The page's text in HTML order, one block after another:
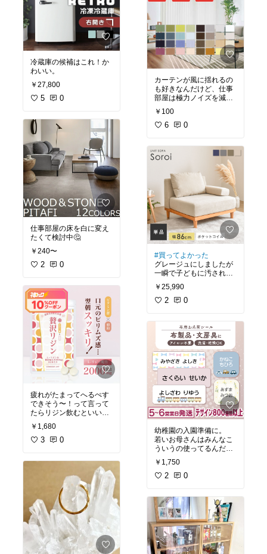
冷蔵庫の候補はこれ！か
わいい。
￥27,800
5 0
仕事部屋の床を白に変え
たくて検討中🤔
￥240〜
2 0
疲れがたまってへるぺす
できそう〜！って言って
たらリジン飲むといいで
すよとフォロワーさんが
教えてくれたので早速買
ったありがとうございま
￥1,680
3 0
カーテンが風に揺れるの
も好きなんだけど、仕事
部屋は極力ノイズを減ら
したいのでこれにしよう
かな
￥100
6 0
#買ってよかった
グレージュにしましたが
一瞬で子どもに汚される
だろうからすぐにソファ
カバーしました😂
￥25,990
2 0
幼稚園の入園準備に。
若いお母さんはみんなこ
ういうの使ってるんだろ
うな〜と思ってたけどい
ざ入園したらシールはう
ちの子だけだったwそん
￥1,750
2 0